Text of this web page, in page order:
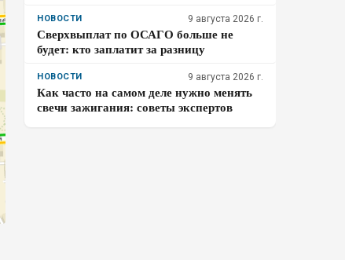
– проверьте себя
НОВОСТИ 9 августа 2026 г.
Сверхвыплат по ОСАГО больше не
будет: кто заплатит за разницу
НОВОСТИ 9 августа 2026 г.
Как часто на самом деле нужно менять
свечи зажигания: советы экспертов